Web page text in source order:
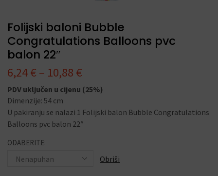
Folijski baloni Bubble
Congratulations Balloons pvc
balon 22″
6,24€ – 10,88 €
PDV uključen u cijenu (25%)
Dimenzije: 54 cm
U pakiranju se nalazi 1 Folijski balon Bubble Congratulations
Balloons pvc balon 22″
ODABERITE:
Obriši